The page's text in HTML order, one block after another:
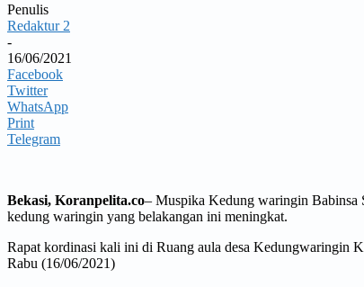
Penulis
Redaktur 2
-
16/06/2021
Facebook
Twitter
WhatsApp
Print
Telegram
Bekasi, Koranpelita.co– Muspika Kedung waringin Babinsa
kedung waringin yang belakangan ini meningkat.
Rapat kordinasi kali ini di Ruang aula desa Kedungwaringin
Rabu (16/06/2021)